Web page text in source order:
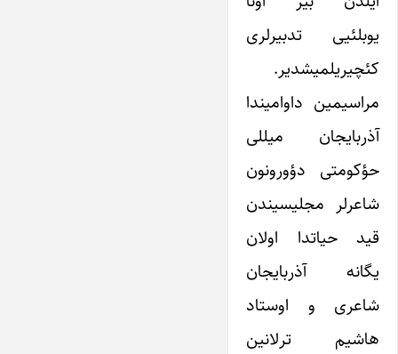
یوبلئیی تدبیرلری
کئچیریلمیشدیر.
مراسیمین داوامیندا
آذربایجان میللی
حؤکومتی دؤورونون
شاعرلر مجلیسیندن
قید حیاتدا اولان
یگانه آذربایجان
شاعری و اوستاد
هاشیم ترلانین